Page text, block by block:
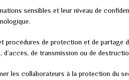
sensibles et leur niveau de
procédures de protection et de partage
d’accès, de transmission ou de
les collaborateurs à la protection du